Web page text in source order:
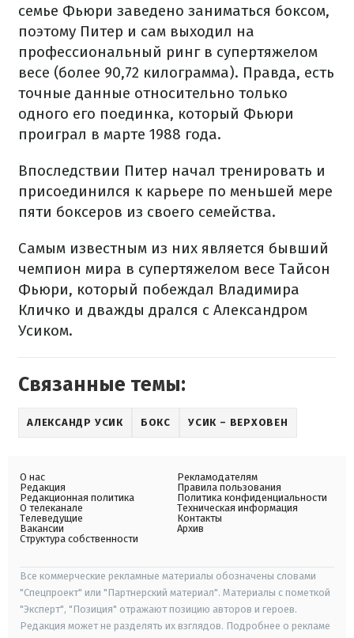
семье Фьюри заведено заниматься боксом,
поэтому Питер и сам выходил на
профессиональный ринг в супертяжелом
весе (более 90,72 килограмма). Правда, есть
точные данные относительно только
одного его поединка, который Фьюри
проиграл в марте 1988 года.
Впоследствии Питер начал тренировать и
присоединился к карьере по меньшей мере
пяти боксеров из своего семейства.
Самым известным из них является бывший
чемпион мира в супертяжелом весе Тайсон
Фьюри, который побеждал Владимира
Кличко и дважды дрался с Александром
Усиком.
Связанные темы:
АЛЕКСАНДР УСИК БОКС УСИК – ВЕРХОВЕН
О нас
Редакция
Редакционная политика
О телеканале
Телеведущие
Вакансии
Структура собственности
Рекламодателям
Правила пользования
Политика конфиденциальности
Техническая информация
Контакты
Архив
Все коммерческие рекламные материалы обозначены словами
"Спецпроект" или "Партнерский материал". Материалы с пометкой
"Эксперт", "Позиция" отражают позицию авторов и героев.
Редакция может не разделять их взглядов. Подробнее о рекламе